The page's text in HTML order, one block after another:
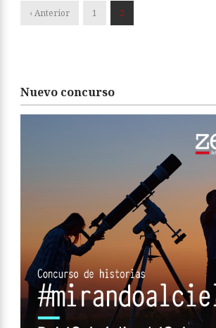
‹ Anterior 1 2
Nuevo concurso